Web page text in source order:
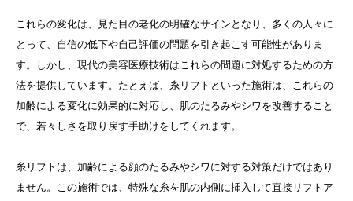
これらの変化は、見た目の老化の明確なサインとなり、多くの人々に
とって、自信の低下や自己評価の問題を引き起こす可能性がありま
す。しかし、現代の美容医療技術はこれらの問題に対処するための方
法を提供しています。たとえば、糸リフトといった施術は、これらの
加齢による変化に効果的に対応し、肌のたるみやシワを改善すること
で、若々しさを取り戻す手助けをしてくれます。
糸リフトは、加齢による顔のたるみやシワに対する対策だけではあり
ません。この施術では、特殊な糸を肌の内側に挿入して直接リフトア